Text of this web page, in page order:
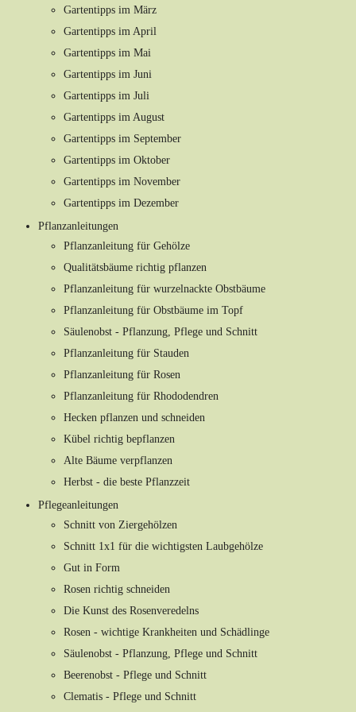
Gartentipps im März
Gartentipps im April
Gartentipps im Mai
Gartentipps im Juni
Gartentipps im Juli
Gartentipps im August
Gartentipps im September
Gartentipps im Oktober
Gartentipps im November
Gartentipps im Dezember
Pflanzanleitungen
Pflanzanleitung für Gehölze
Qualitätsbäume richtig pflanzen
Pflanzanleitung für wurzelnackte Obstbäume
Pflanzanleitung für Obstbäume im Topf
Säulenobst - Pflanzung, Pflege und Schnitt
Pflanzanleitung für Stauden
Pflanzanleitung für Rosen
Pflanzanleitung für Rhododendren
Hecken pflanzen und schneiden
Kübel richtig bepflanzen
Alte Bäume verpflanzen
Herbst - die beste Pflanzzeit
Pflegeanleitungen
Schnitt von Ziergehölzen
Schnitt 1x1 für die wichtigsten Laubgehölze
Gut in Form
Rosen richtig schneiden
Die Kunst des Rosenveredelns
Rosen - wichtige Krankheiten und Schädlinge
Säulenobst - Pflanzung, Pflege und Schnitt
Beerenobst - Pflege und Schnitt
Clematis - Pflege und Schnitt